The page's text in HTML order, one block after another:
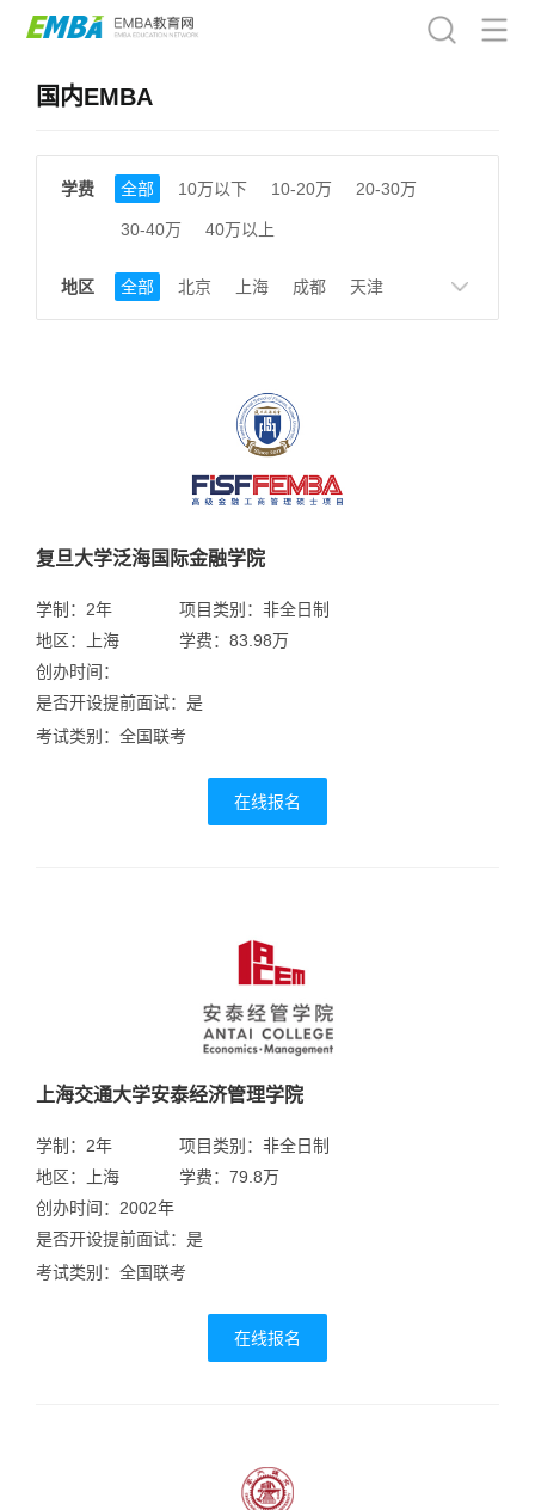
国内EMBA
学费 全部 10万以下 10-20万 20-30万
30-40万 40万以上
地区 全部 北京 上海 成都 天津
山东 安徽
广州
复旦大学泛海国际金融学院
学制：2年
地区：上海
项目类别：非全日制
学费：83.98万
创办时间：
是否开设提前面试：是
考试类别：全国联考
在线报名
上海交通大学安泰经济管理学院
学制：2年
地区：上海
项目类别：非全日制
学费：79.8万
创办时间：2002年
是否开设提前面试：是
考试类别：全国联考
在线报名